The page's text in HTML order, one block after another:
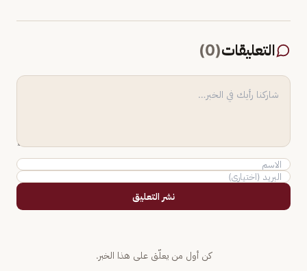
التعليقات(
0
)
نشر التعليق
كن أول من يعلّق على هذا الخبر.